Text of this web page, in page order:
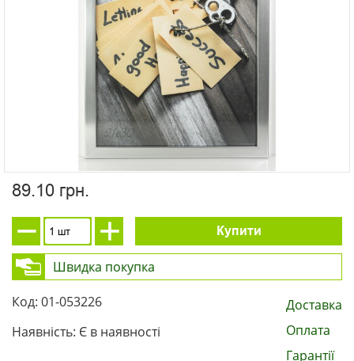
89.10 грн.
Купити
Швидка покупка
Код: 01-053226
Наявність: Є в наявності
Доставка
Оплата
Гарантії